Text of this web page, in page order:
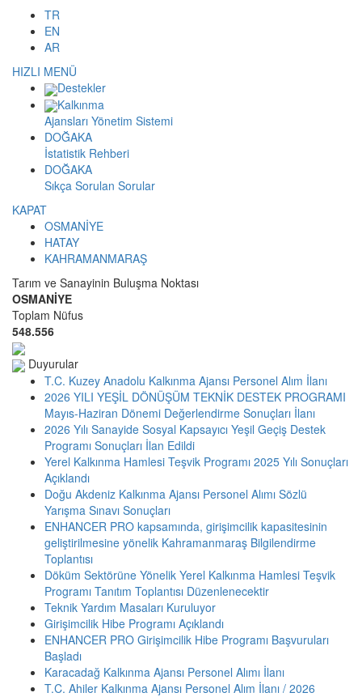
TR
EN
AR
HIZLI MENÜ
Destekler
Kalkınma
Ajansları Yönetim Sistemi
DOĞAKA
İstatistik Rehberi
DOĞAKA
Sıkça Sorulan Sorular
KAPAT
OSMANİYE
HATAY
KAHRAMANMARAŞ
Tarım ve Sanayinin Buluşma Noktası
OSMANİYE
Toplam Nüfus
548.556
Duyurular
T.C. Kuzey Anadolu Kalkınma Ajansı Personel Alım İlanı
2026 YILI YEŞİL DÖNÜŞÜM TEKNİK DESTEK PROGRAMI
Mayıs-Haziran Dönemi Değerlendirme Sonuçları İlanı
2026 Yılı Sanayide Sosyal Kapsayıcı Yeşil Geçiş Destek
Programı Sonuçları İlan Edildi
Yerel Kalkınma Hamlesi Teşvik Programı 2025 Yılı Sonuçları
Açıklandı
Doğu Akdeniz Kalkınma Ajansı Personel Alımı Sözlü
Yarışma Sınavı Sonuçları
ENHANCER PRO kapsamında, girişimcilik kapasitesinin
geliştirilmesine yönelik Kahramanmaraş Bilgilendirme
Toplantısı
Döküm Sektörüne Yönelik Yerel Kalkınma Hamlesi Teşvik
Programı Tanıtım Toplantısı Düzenlenecektir
Teknik Yardım Masaları Kuruluyor
Girişimcilik Hibe Programı Açıklandı
ENHANCER PRO Girişimcilik Hibe Programı Başvuruları
Başladı
Karacadağ Kalkınma Ajansı Personel Alımı İlanı
T.C. Ahiler Kalkınma Ajansı Personel Alım İlanı / 2026